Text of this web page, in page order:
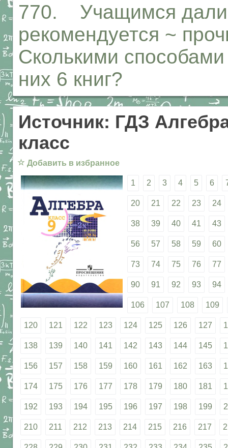
770. Учащимся дали
рекомендуется ~
Сколькими
них 6 книг?
Источник: ГДЗ
класс
☆ Добавить в избранное
1 2 3 4 5 6
20 21 22 23 24
38 39 40 41 43
56 57 58 59 60
73 74 75 76 77
90 91 92 93 94
106 107 108 109
120 121 122 123 124 125 126 127
138 139 140 141 142 143 144 145
156 157 158 159 160 161 162 163
174 175 176 177 178 179 180 181
192 193 194 195 196 197 198 199
210 211 212 213 214 215 216 217